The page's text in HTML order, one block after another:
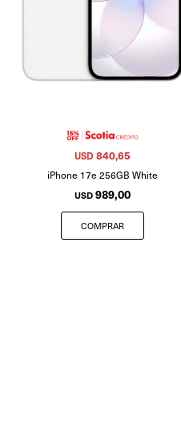
iPhone 17e 256GB White
USD989,00
USD 840,65